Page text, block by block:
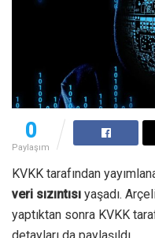
0
Paylaşım
KVKK tarafından
veri sızıntısı yaşadı.
yaptıktan sonra KVKK